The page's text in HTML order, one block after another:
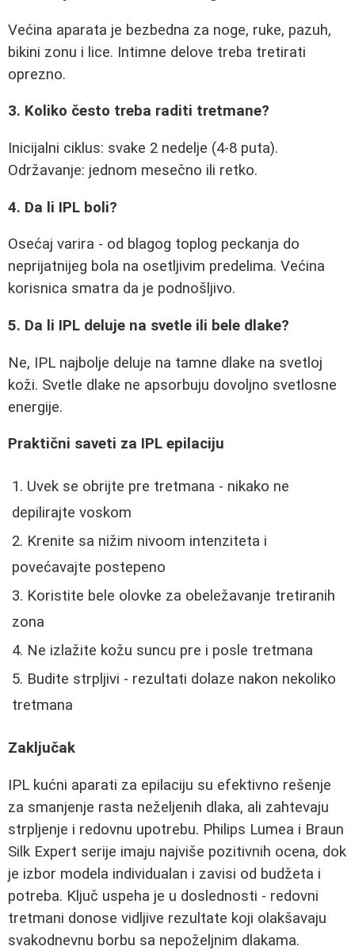
Većina aparata je bezbedna za noge, ruke, pazuh,
bikini zonu i lice. Intimne delove treba tretirati
oprezno.
3. Koliko često treba raditi tretmane?
Inicijalni ciklus: svake 2 nedelje (4-8 puta).
Održavanje: jednom mesečno ili retko.
4. Da li IPL boli?
Osećaj varira - od blagog toplog peckanja do
neprijatnijeg bola na osetljivim predelima. Većina
korisnica smatra da je podnošljivo.
5. Da li IPL deluje na svetle ili bele dlake?
Ne, IPL najbolje deluje na tamne dlake na svetloj
koži. Svetle dlake ne apsorbuju dovoljno svetlosne
energije.
Praktični saveti za IPL epilaciju
Uvek se obrijte pre tretmana - nikako ne
depilirajte voskom
Krenite sa nižim nivoom intenziteta i
povećavajte postepeno
Koristite bele olovke za obeležavanje tretiranih
zona
Ne izlažite kožu suncu pre i posle tretmana
Budite strpljivi - rezultati dolaze nakon nekoliko
tretmana
Zaključak
IPL kućni aparati za epilaciju su efektivno rešenje
za smanjenje rasta neželjenih dlaka, ali zahtevaju
strpljenje i redovnu upotrebu. Philips Lumea i Braun
Silk Expert serije imaju najviše pozitivnih ocena, dok
je izbor modela individualan i zavisi od budžeta i
potreba. Ključ uspeha je u doslednosti - redovni
tretmani donose vidljive rezultate koji olakšavaju
svakodnevnu borbu sa nepoželjnim dlakama.